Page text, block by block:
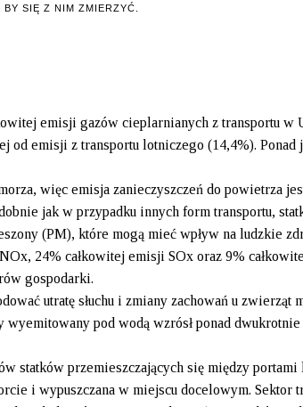
SIĘ Z NIM ZMIERZYĆ.
emisji gazów cieplarnianych z transportu w
emisji z transportu lotniczego (14,4%). Ponad
więc emisja zanieczyszczeń do powietrza
jak w przypadku innych form transportu,
(PM), które mogą mieć wpływ na ludzkie
24% całkowitej emisji SOx oraz 9%
gospodarki.
utratę słuchu i zmiany zachowań u zwierząt
wyemitowany pod wodą wzrósł ponad dwukrotnie
statków przemieszczających się między portami
i wypuszczana w miejscu docelowym. Sektor